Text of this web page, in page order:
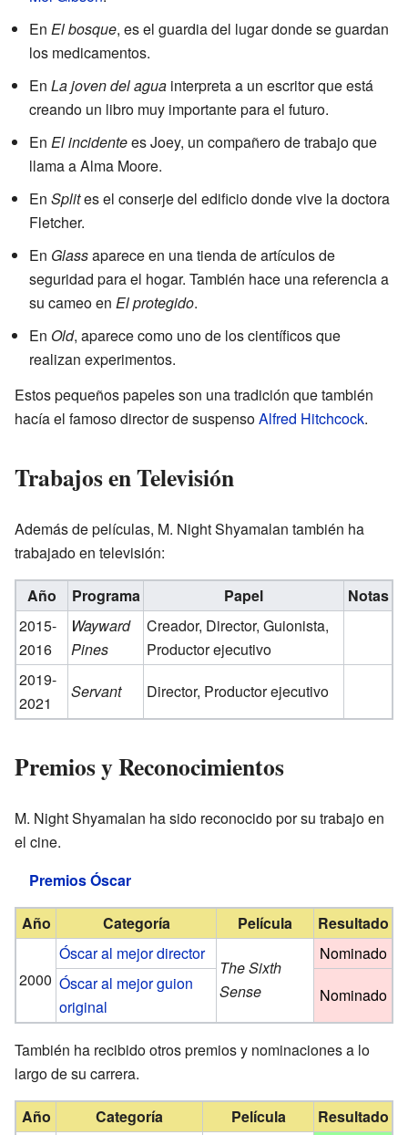
En El bosque, es el guardia del lugar donde se guardan
los medicamentos.
En La joven del agua interpreta a un escritor que está
creando un libro muy importante para el futuro.
En El incidentees Joey, un compañero de trabajo que
llama a Alma Moore.
En Splites el conserje del edificio donde vive la doctora
Fletcher.
En Glassaparece en una tienda de artículos de
seguridad para el hogar. También hace una referencia a
su cameo en El protegido.
En Old, aparece como uno de los científicos que
realizan experimentos.
Estos pequeños papeles son una tradición que también
hacía el famoso director de suspensoAlfred Hitchcock.
Trabajos en Televisión
Además de películas, M. Night Shyamalan también ha
trabajado en televisión:
Año Programa Papel
Notas
2015-
2016
Wayward
Pines
Creador, Director, Guionista,
Productor ejecutivo
2019-
2021
Servant Director, Productor ejecutivo
Premios y Reconocimientos
M. Night Shyamalan ha sido reconocido por su trabajo en
el cine.
Premios Óscar
Año Categoría Película Resultado
2000
Óscar al mejor director
The Sixth
Sense
Nominado
Óscar al mejor guion
original
Nominado
También ha recibido otros premios y nominaciones a lo
largo de su carrera.
Año Categoría Película Resultado